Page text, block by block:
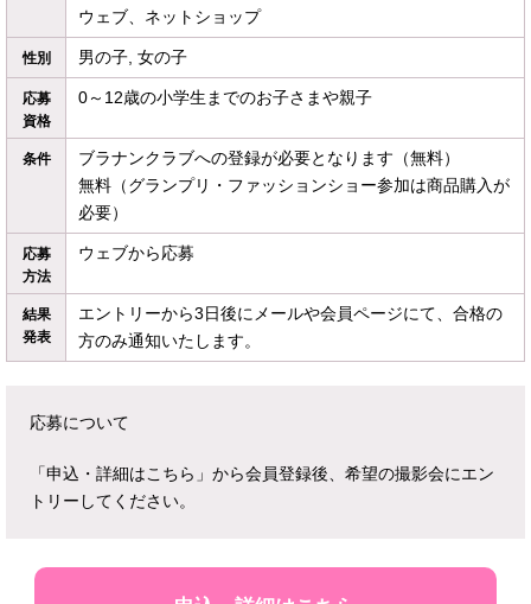
ウェブ、ネットショップ
性別 男の子, 女の子
応募
資格
0～12歳の小学生までのお子さまや親子
条件
ブラナンクラブへの登録が必要となります（無料）
無料（グランプリ・ファッションショー参加は商品購入が
必要）
応募
方法
ウェブから応募
結果
発表
エントリーから3日後にメールや会員ページにて、合格の
方のみ通知いたします。
応募について
「申込・詳細はこちら」から会員登録後、希望の撮影会にエン
トリーしてください。